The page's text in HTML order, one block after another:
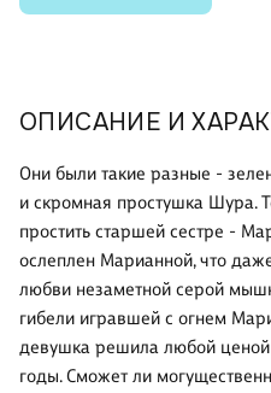
ОПИСАНИЕ И
Они были такие разные -
и скромная простушка Шура.
простить старшей сестре -
ослеплен Марианной, что
любви незаметной серой
гибели игравшей с огнем
девушка решила любой ценой
годы. Сможет ли